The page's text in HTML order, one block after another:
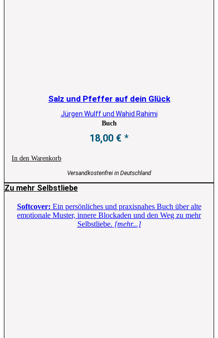
Salz und Pfeffer auf dein Glück
Jürgen Wulff und Wahid Rahimi
Buch
18,00 €
In den Warenkorb
Versandkostenfrei in Deutschland
Zu mehr Selbstliebe
Softcover: Ein persönliches und praxisnahes Buch über alte
emotionale Muster, innere Blockaden und den Weg zu mehr
Selbstliebe. [mehr...]